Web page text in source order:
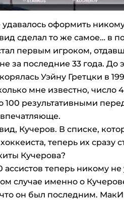
оформить никому
сделал то же самое… в
первым игроком,
за последние 33 года. До
Уэйну Гретцки в
мне известно, число
100 результативными
Кучеров. В списке,
теперь их сразу
Кучерова?
теперь никому не
случае именно о
он был последним.